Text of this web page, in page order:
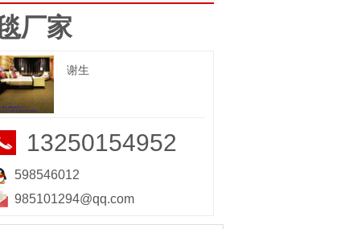
厂家
谢生
13250154952
598546012
985101294@qq.com